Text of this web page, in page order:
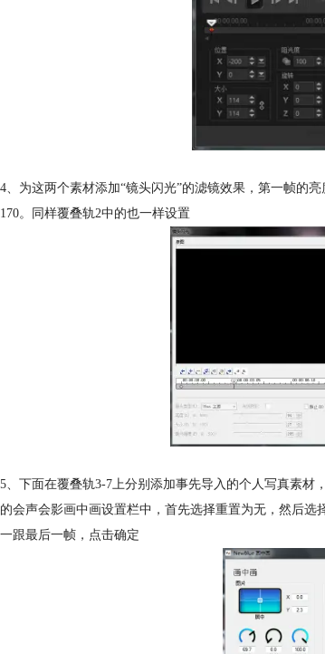
4、为这两个素材添加“镜头闪光”的滤镜效果，第一帧的
170。同样覆叠轨2中的也一样设置
5、下面在覆叠轨3-7上分别添加事先导入的个人写真素材
的会声会影画中画设置栏中，首先选择重置为无，然后选
一跟最后一帧，点击确定